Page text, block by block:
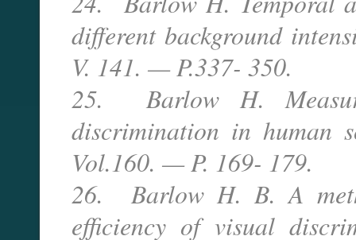
different background
V. 141. — P.337- 350.
25. Barlow H.
discrimination in
Vol.160. — P. 169- 179.
26. Barlow H. B. A
efficiency of visual